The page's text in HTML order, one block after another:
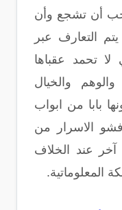
أن تشجع وأن
التعارف عبر
لا تحمد عقباها
والخيال
بابا من ابواب
الاسرار من
آخر عند الخلاف
المعلوماتية.